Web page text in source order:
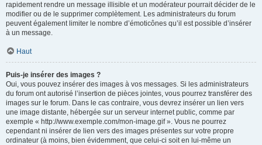
rapidement rendre un message illisible et un modérateur pourrait décider de le
modifier ou de le supprimer complètement. Les administrateurs du forum
peuvent également limiter le nombre d’émoticônes qu’il est possible d’insérer
à un message.
Haut
Puis-je insérer des images ?
Oui, vous pouvez insérer des images à vos messages. Si les administrateurs
du forum ont autorisé l’insertion de pièces jointes, vous pourrez transférer des
images sur le forum. Dans le cas contraire, vous devrez insérer un lien vers
une image distante, hébergée sur un serveur internet public, comme par
exemple « http://www.exemple.com/mon-image.gif ». Vous ne pourrez
cependant ni insérer de lien vers des images présentes sur votre propre
ordinateur (à moins, bien évidemment, que celui-ci soit en lui-même un